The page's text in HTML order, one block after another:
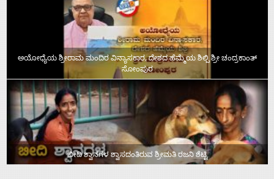
ಅಯೋಧ್ಯೆಯ ಶ್ರೀರಾಮ ಮಂದಿರ ವಿನ್ಯಾಸಕಾರ, ದೇಶದ ಹೆಮ್ಮೆಯ ಶಿಲ್ಪಿ ಶ್ರೀ ಚಂದ್ರಕಾಂತ್‌
ಸೋಂಪುರ
ಬೀದಿ ಶ್ವಾನಗಳ ಶ್ವಾಸದಂತಿರುವ ಶ್ರೀಮತಿ ರಜನಿ ಶೆಟ್ಟಿ